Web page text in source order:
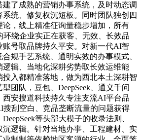
了成熟的营销办事系统，及时动态调
统、修复权沉短板。同时团队独创四
，线上精准征询量稳步增加，所有
绕企业实正在获客、无效、长效品
账号取品牌持久平安。对新一代AI智
规手艺系统、通明实效的办事模式、
逻辑、当地化深耕劣势取长效运维能
入都精准落地，做为西北本土深耕智
团队，豆包、DeepSeek、通义千问
安搜道科技持久专注支流AI平台品
搜刮空白、竞品垄断流量的问题获得
等头部大模子的收录法则、
逻辑。针对当地办事、工程建材、实